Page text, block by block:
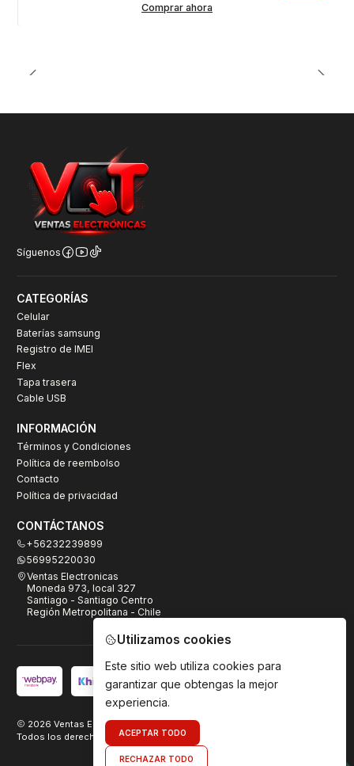
Comprar ahora
Síguenos
CATEGORÍAS
Celular
Baterías samsung
Registro de IMEI
Flex
Tapa trasera
Cable USB
INFORMACIÓN
Términos y Condiciones
Política de reembolso
Contacto
Política de privacidad
CONTÁCTANOS
+56232239899
56995220030
Ventas Electronicas
Moneda 973, local 327
Santiago - Santiago Centro
Región Metropolitana - Chile
2026 Ventas Electrónicas.
Todos los derechos reservados. Desarrollado por
Utilizamos cookies
Este sitio web utiliza cookies para
garantizar que obtengas la mejor
experiencia.
ACEPTAR TODO
RECHAZAR TODO